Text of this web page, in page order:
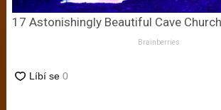
17 Astonishingly Beautiful Cave
Brainberries